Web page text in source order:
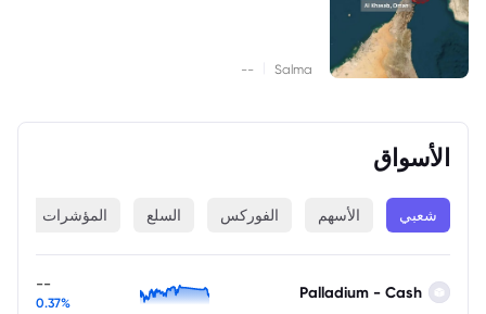
Salma
--
الأسواق
شعبي الأسهم الفوركس السلع المؤشرات
Palladium - Cash
--
0.37%